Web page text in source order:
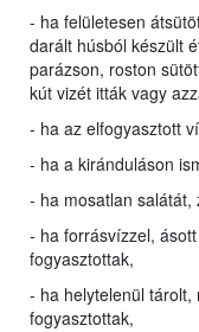
- ha felületesen
darált húsból készült
parázson, roston
kút vizét itták vagy
- ha az elfogyasztott
- ha a kiránduláson
- ha mosatlan salátát,
- ha forrásvízzel,
fogyasztottak,
- ha helytelenül
fogyasztottak,